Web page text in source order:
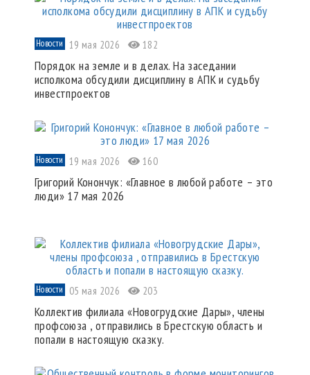
Новости 19 мая 2026 182
Порядок на земле и в делах. На заседании
исполкома обсудили дисциплину в АПК и судьбу
инвестпроектов
Новости 19 мая 2026 160
Григорий Конончук: «Главное в любой работе – это
люди» 17 мая 2026
Новости 05 мая 2026 203
Коллектив филиала «Новогрудские Дары», члены
профсоюза , отправились в Брестскую область и
попали в настоящую сказку.